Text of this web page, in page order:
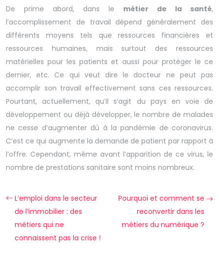
De prime abord, dans le métier de la santé,
l’accomplissement de travail dépend généralement des
différents moyens tels que ressources financières et
ressources humaines, mais surtout des ressources
matérielles pour les patients et aussi pour protéger le ce
dernier, etc. Ce qui veut dire le docteur ne peut pas
accomplir son travail effectivement sans ces ressources.
Pourtant, actuellement, qu’il s’agit du pays en voie de
développement ou déjà développer, le nombre de malades
ne cesse d’augmenter dû à la pandémie de coronavirus.
C’est ce qui augmente la demande de patient par rapport à
l’offre. Cependant, même avant l’apparition de ce virus, le
nombre de prestations sanitaire sont moins nombreux.
L’emploi dans le secteur
de l’immobilier : des
métiers qui ne
connaissent pas la crise !
Pourquoi et comment se
reconvertir dans les
métiers du numérique ?